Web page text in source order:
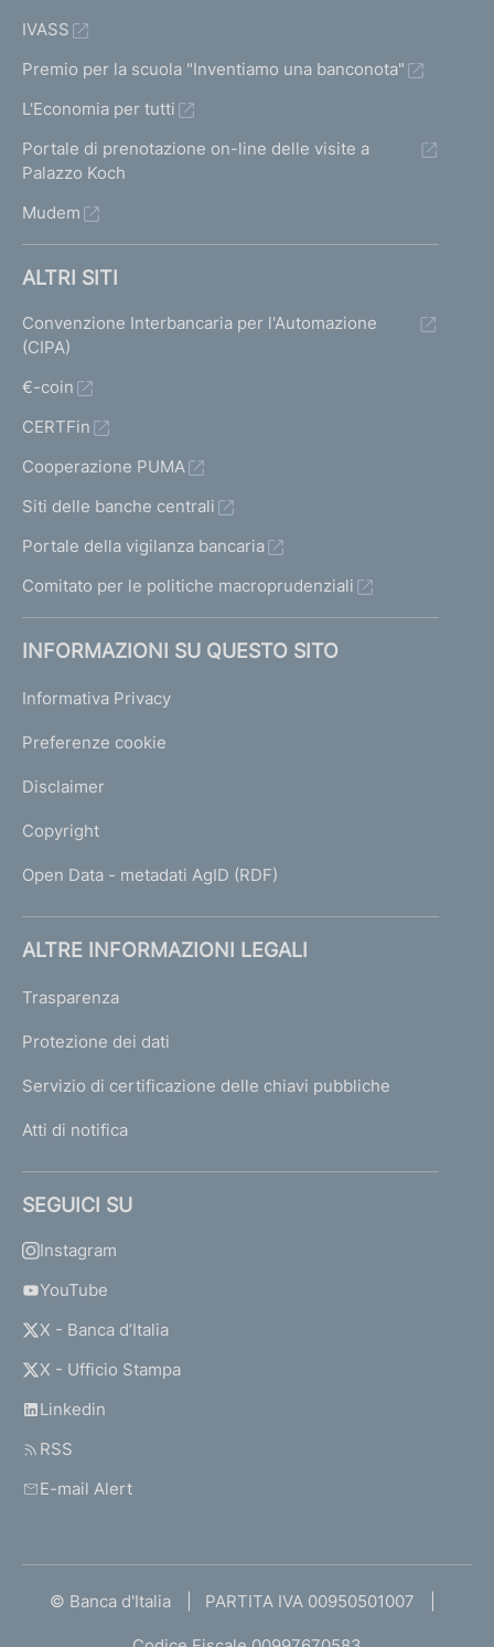
IVASS
Premio per la scuola "Inventiamo una banconota"
L'Economia per tutti
Portale di prenotazione on-line delle visite a
Palazzo Koch
Mudem
ALTRI SITI
Convenzione Interbancaria per l'Automazione
(CIPA)
€-coin
CERTFin
Cooperazione PUMA
Siti delle banche centrali
Portale della vigilanza bancaria
Comitato per le politiche macroprudenziali
INFORMAZIONI SU QUESTO SITO
Informativa Privacy
Preferenze cookie
Disclaimer
Copyright
Open Data - metadati AgID (RDF)
ALTRE INFORMAZIONI LEGALI
Trasparenza
Protezione dei dati
Servizio di certificazione delle chiavi pubbliche
Atti di notifica
SEGUICI SU
Instagram
YouTube
X - Banca d’Italia
X - Ufficio Stampa
Linkedin
RSS
E-mail Alert
© Banca d'Italia PARTITA IVA 00950501007